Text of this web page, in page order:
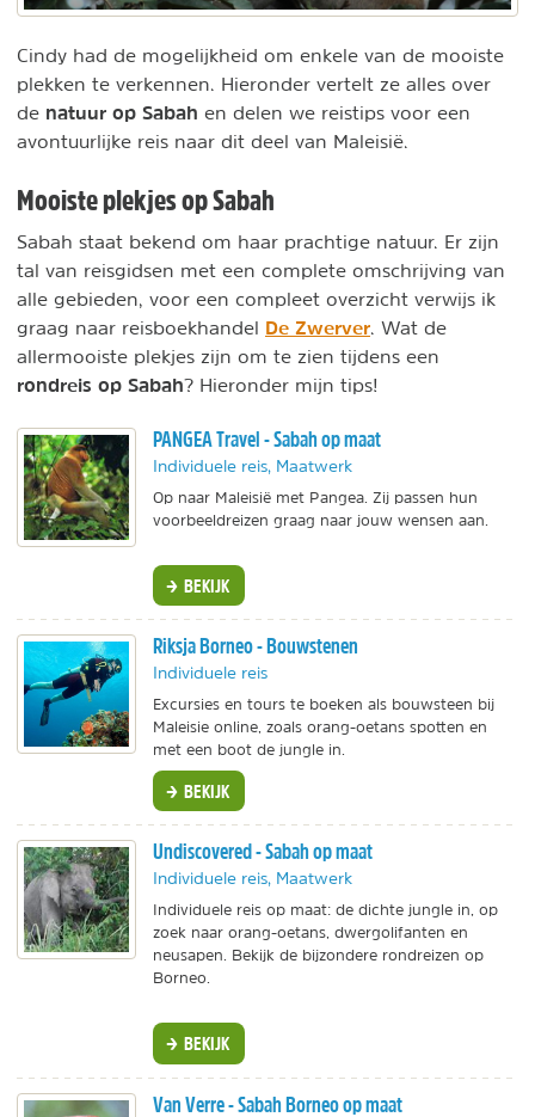
Cindy had de mogelijkheid om enkele van de mooiste
plekken te verkennen. Hieronder vertelt ze alles over
de natuur op Sabah en delen we reistips voor een
avontuurlijke reis naar dit deel van Maleisië.
Mooiste plekjes op Sabah
Sabah staat bekend om haar prachtige natuur. Er zijn
tal van reisgidsen met een complete omschrijving van
alle gebieden, voor een compleet overzicht verwijs ik
graag naar reisboekhandel De Zwerver . Wat de
allermooiste plekjes zijn om te zien tijdens een
rondreis op Sabah? Hieronder mijn tips!
PANGEA Travel - Sabah op maat
Individuele reis, Maatwerk
Op naar Maleisië met Pangea. Zij passen hun
voorbeeldreizen graag naar jouw wensen aan.
BEKIJK
Riksja Borneo - Bouwstenen
Individuele reis
Excursies en tours te boeken als bouwsteen bij
Maleisie online, zoals orang-oetans spotten en
met een boot de jungle in.
BEKIJK
Undiscovered - Sabah op maat
Individuele reis, Maatwerk
Individuele reis op maat: de dichte jungle in, op
zoek naar orang-oetans, dwergolifanten en
neusapen. Bekijk de bijzondere rondreizen op
Borneo.
BEKIJK
Van Verre - Sabah Borneo op maat